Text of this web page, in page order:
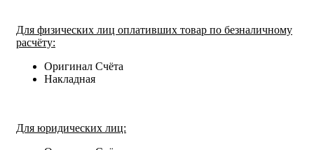
Для физических лиц оплативших товар по безналичному
расчёту:
Оригинал Счёта
Накладная
Для юридических лиц: